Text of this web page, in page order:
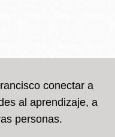
conectar a
al aprendizaje, a
personas.